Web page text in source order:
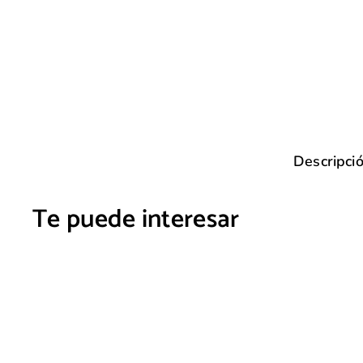
Te puede interesar